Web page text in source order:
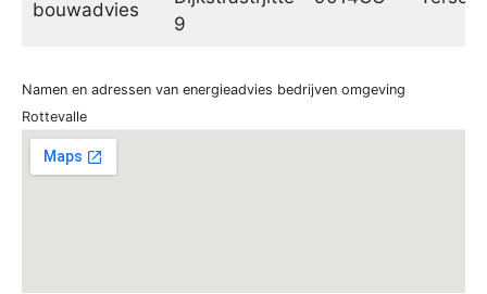
bouwadvies
9
Namen en adressen van energieadvies bedrijven omgeving
Rottevalle